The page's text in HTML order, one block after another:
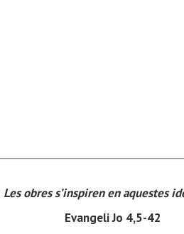
Les obres s’inspiren en aquestes
Evangeli Jo 4,5-42